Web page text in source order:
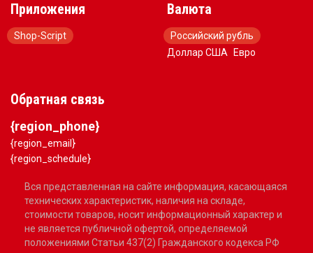
Приложения
Shop-Script
Валюта
Российский рубль
Доллар США
Евро
Обратная связь
{region_phone}
{region_email}
{region_schedule}
Вся представленная на сайте информация, касающаяся
технических характеристик, наличия на складе,
стоимости товаров, носит информационный характер и
не является публичной офертой, определяемой
положениями Статьи 437(2) Гражданского кодекса РФ